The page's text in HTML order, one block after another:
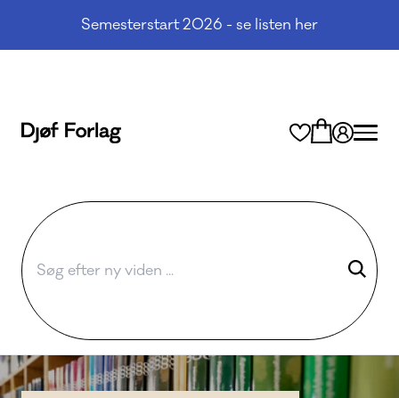
Semesterstart 2026 - se listen her